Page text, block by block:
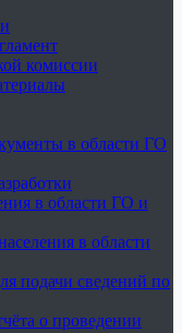
комиссии
в области ГО
в области ГО и
в области
подачи сведений по
о проведении